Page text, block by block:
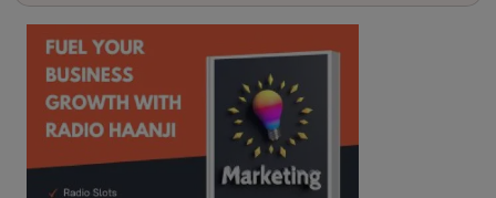
kitaab kahani punjabi story